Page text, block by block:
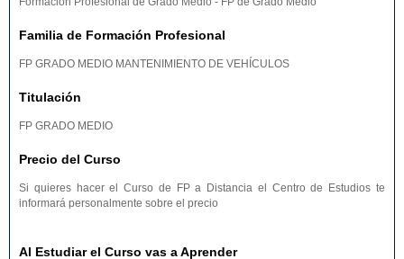
Familia de Formación Profesional
FP GRADO MEDIO MANTENIMIENTO DE VEHÍCULOS
Titulación
FP GRADO MEDIO
Precio del Curso
Si quieres hacer el Curso de FP a Distancia el Centro de Estudios te
informará personalmente sobre el precio
Al Estudiar el Curso vas a Aprender